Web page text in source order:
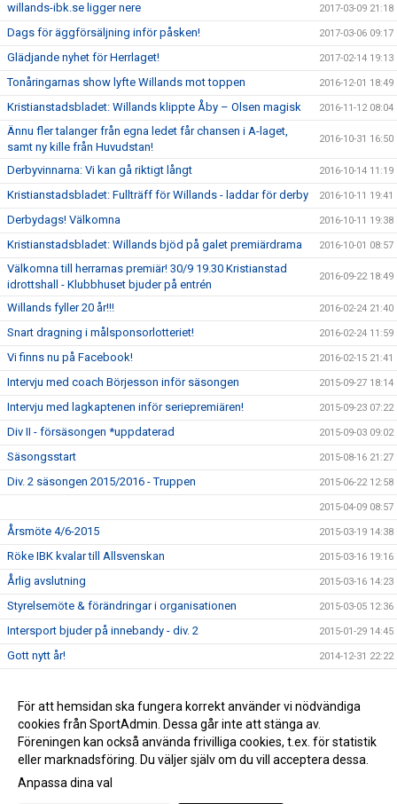
willands-ibk.se ligger nere 2017-03-09 21:18
Dags för äggförsäljning inför påsken! 2017-03-06 09:17
Glädjande nyhet för Herrlaget! 2017-02-14 19:13
Tonåringarnas show lyfte Willands mot toppen 2016-12-01 18:49
Kristianstadsbladet: Willands klippte Åby – Olsen magisk 2016-11-12 08:04
Ännu fler talanger från egna ledet får chansen i A-laget,
samt ny kille från Huvudstan!
2016-10-31 16:50
Derbyvinnarna: Vi kan gå riktigt långt 2016-10-14 11:19
Kristianstadsbladet: Fullträff för Willands - laddar för derby 2016-10-11 19:41
Derbydags! Välkomna 2016-10-11 19:38
Kristianstadsbladet: Willands bjöd på galet premiärdrama 2016-10-01 08:57
Välkomna till herrarnas premiär! 30/9 19.30 Kristianstad
idrottshall - Klubbhuset bjuder på entrén
2016-09-22 18:49
Willands fyller 20 år!!! 2016-02-24 21:40
Snart dragning i målsponsorlotteriet! 2016-02-24 11:59
Vi finns nu på Facebook! 2016-02-15 21:41
Intervju med coach Börjesson inför säsongen 2015-09-27 18:14
Intervju med lagkaptenen inför seriepremiären! 2015-09-23 07:22
Div II - försäsongen *uppdaterad 2015-09-03 09:02
Säsongsstart 2015-08-16 21:27
Div. 2 säsongen 2015/2016 - Truppen 2015-06-22 12:58
2015-04-09 08:57
Årsmöte 4/6-2015 2015-03-19 14:38
Röke IBK kvalar till Allsvenskan 2015-03-16 19:16
Årlig avslutning 2015-03-16 14:23
Styrelsemöte & förändringar i organisationen 2015-03-05 12:36
Intersport bjuder på innebandy - div. 2 2015-01-29 14:45
Gott nytt år! 2014-12-31 22:22
Julklappshelg på Intersport 2014-12-03 20:39
Välkommen till vår nya hemsida 2014-10-22 17:50
För att hemsidan ska fungera korrekt använder vi nödvändiga
cookies från SportAdmin. Dessa går inte att stänga av.
Föreningen kan också använda frivilliga cookies, t.ex. för statistik
eller marknadsföring. Du väljer själv om du vill acceptera dessa.
Anpassa dina val